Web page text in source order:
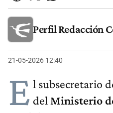
Perfil Redacción
21-05-2026 12:40
E l subsecretario
del Ministerio